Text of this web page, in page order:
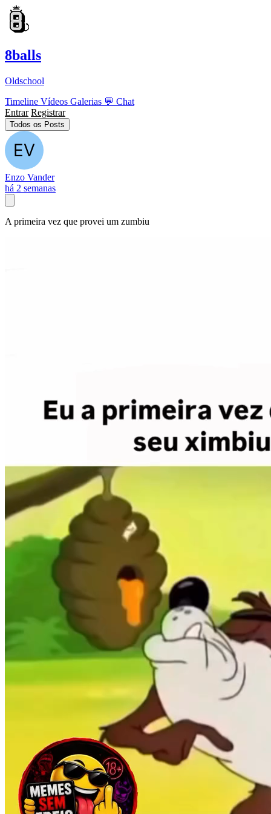
8balls
Oldschool
Timeline Vídeos Galerias 💬 Chat
Entrar Registrar
Todos os Posts
Enzo Vander
há 2 semanas
A primeira vez que provei um zumbiu